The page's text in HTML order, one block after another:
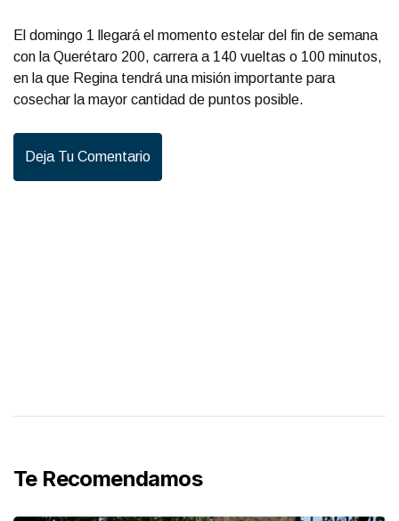
El domingo 1 llegará el momento estelar del fin de semana
con la Querétaro 200, carrera a 140 vueltas o 100 minutos,
en la que Regina tendrá una misión importante para
cosechar la mayor cantidad de puntos posible.
Deja Tu Comentario
Te Recomendamos